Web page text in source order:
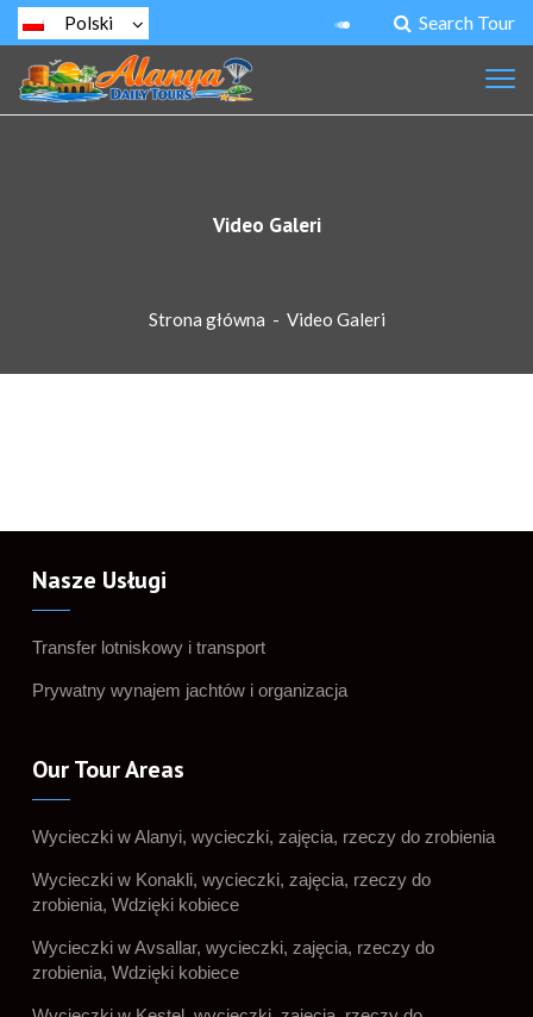
Search Tour
Polski
Video Galeri
Strona główna - Video Galeri
Nasze Usługi
Transfer lotniskowy i transport
Prywatny wynajem jachtów i organizacja
Our Tour Areas
Wycieczki w Alanyi, wycieczki, zajęcia, rzeczy do zrobienia
Wycieczki w Konakli, wycieczki, zajęcia, rzeczy do
zrobienia, Wdzięki kobiece
Wycieczki w Avsallar, wycieczki, zajęcia, rzeczy do
zrobienia, Wdzięki kobiece